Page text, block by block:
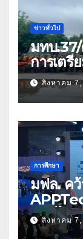
ข่าวทั่วไป
มทบ
การเตรี
ด้านการ
สิงหาคม
การศึกษา
มฟล. คว้
สมุนไพร
พาณิชย์
สิงหาคม